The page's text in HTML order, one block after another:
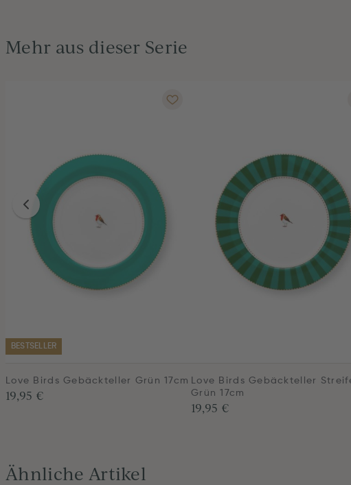
Mehr aus dieser Serie
BESTSELLER
Love Birds Gebäckteller Grün 17cm
19,95 €
Love Birds Gebäckteller
Grün 17cm
19,95 €
Ähnliche Artikel